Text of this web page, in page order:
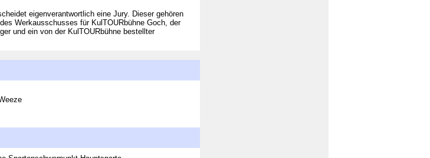
eigenverantwortlich eine Jury. Dieser gehören
Werkausschusses für KulTOURbühne Goch, der
und ein von der KulTOURbühne bestellter